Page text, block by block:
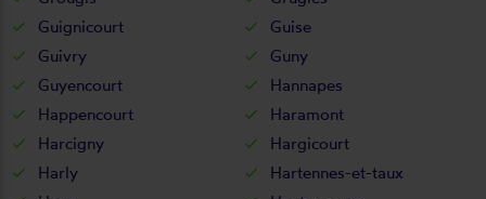
Guignicourt
Guise
Guivry
Guny
Guyencourt
Hannapes
Happencourt
Haramont
Harcigny
Hargicourt
Harly
Hartennes-et-taux